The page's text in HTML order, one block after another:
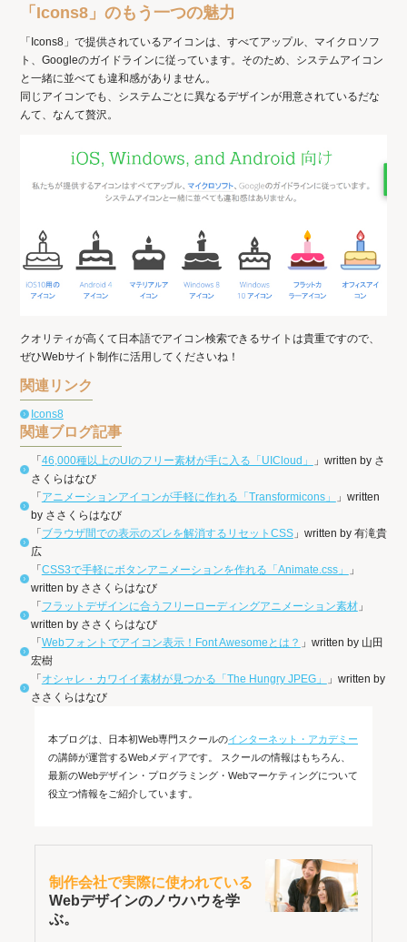
「Icons8」のもう一つの魅力
「Icons8」で提供されているアイコンは、すべてアップル、マイクロソフ
ト、Googleのガイドラインに従っています。そのため、システムアイコン
と一緒に並べても違和感がありません。
同じアイコンでも、システムごとに異なるデザインが用意されているだな
んて、なんて贅沢。
クオリティが高くて日本語でアイコン検索できるサイトは貴重ですので、
ぜひWebサイト制作に活用してくださいね！
関連リンク
Icons8
関連ブログ記事
「 46,000種以上のUIのフリー素材が手に入る「UICloud」
」written by さ
さくらはなび
「 アニメーションアイコンが手軽に作れる「Transformicons」
」written
by ささくらはなび
「 ブラウザ間での表示のズレを解消するリセットCSS」written by 有滝貴
広
「 CSS3で手軽にボタンアニメーションを作れる「Animate.css」
」
written by ささくらはなび
「 フラットデザインに合うフリーローディングアニメーション素材」
written by ささくらはなび
「 Webフォントでアイコン表示！Font Awesomeとは？ 」written by 山田
宏樹
「 オシャレ・カワイイ素材が見つかる「The Hungry JPEG」
」written by
ささくらはなび
本ブログは、日本初Web専門スクールのインターネット・アカデミー
の講師が運営するWebメディアです。 スクールの情報はもちろん、
最新のWebデザイン・プログラミング・Webマーケティングについて
役立つ情報をご紹介しています。
制作会社で実際に使われている
Webデザインのノウハウを学
ぶ。